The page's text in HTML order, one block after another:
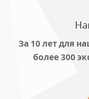
За 10 лет для
более300